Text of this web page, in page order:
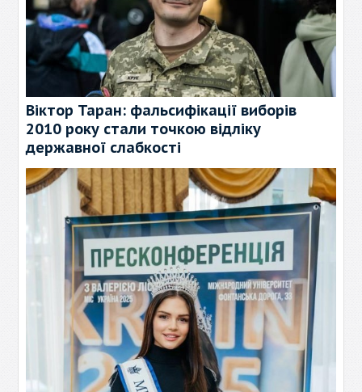
Віктор Таран: фальсифікації виборів
2010 року стали точкою відліку
державної слабкості